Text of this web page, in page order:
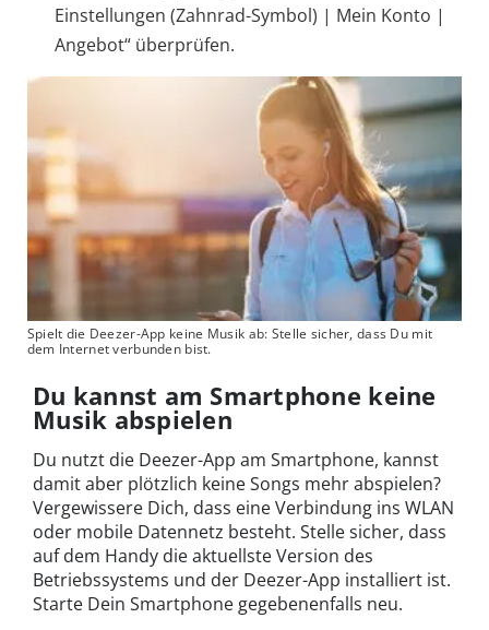
Einstellungen (Zahnrad-Symbol) | Mein Konto |
Angebot“ überprüfen.
Spielt die Deezer-App keine Musik ab: Stelle sicher, dass Du mit
dem Internet verbunden bist.
Du kannst am Smartphone keine
Musik abspielen
Du nutzt die Deezer-App am Smartphone, kannst
damit aber plötzlich keine Songs mehr abspielen?
Vergewissere Dich, dass eine Verbindung ins WLAN
oder mobile Datennetz besteht. Stelle sicher, dass
auf dem Handy die aktuellste Version des
Betriebssystems und der Deezer-App installiert ist.
Starte Dein Smartphone gegebenenfalls neu.